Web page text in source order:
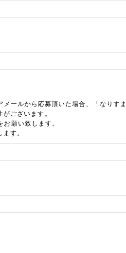
メールから応募頂いた場合、「なりす
ございます。
お願い致します。
す。